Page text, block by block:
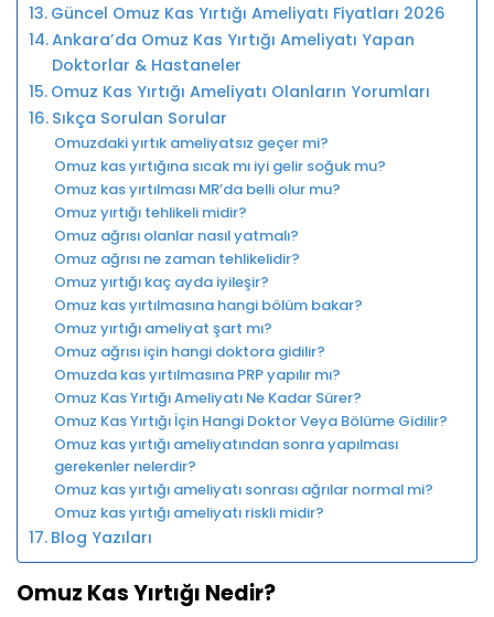
Güncel Omuz Kas Yırtığı Ameliyatı Fiyatları 2026
Ankara’da Omuz Kas Yırtığı Ameliyatı Yapan
Doktorlar & Hastaneler
Omuz Kas Yırtığı Ameliyatı Olanların Yorumları
Sıkça Sorulan Sorular
Omuzdaki yırtık ameliyatsız geçer mi?
Omuz kas yırtığına sıcak mı iyi gelir soğuk mu?
Omuz kas yırtılması MR’da belli olur mu?
Omuz yırtığı tehlikeli midir?
Omuz ağrısı olanlar nasıl yatmalı?
Omuz ağrısı ne zaman tehlikelidir?
Omuz yırtığı kaç ayda iyileşir?
Omuz kas yırtılmasına hangi bölüm bakar?
Omuz yırtığı ameliyat şart mı?
Omuz ağrısı için hangi doktora gidilir?
Omuzda kas yırtılmasına PRP yapılır mı?
Omuz Kas Yırtığı Ameliyatı Ne Kadar Sürer?
Omuz Kas Yırtığı İçin Hangi Doktor Veya Bölüme Gidilir?
Omuz kas yırtığı ameliyatından sonra yapılması
gerekenler nelerdir?
Omuz kas yırtığı ameliyatı sonrası ağrılar normal mi?
Omuz kas yırtığı ameliyatı riskli midir?
Blog Yazıları
Omuz Kas Yırtığı Nedir?